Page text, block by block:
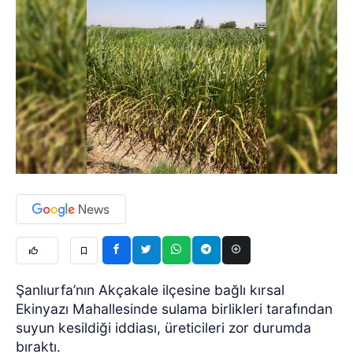
Şanlıurfa’nın Akçakale ilçesine bağlı kırsal
Ekinyazı Mahallesinde sulama birlikleri tarafından
suyun kesildiği iddiası, üreticileri zor durumda
bıraktı.